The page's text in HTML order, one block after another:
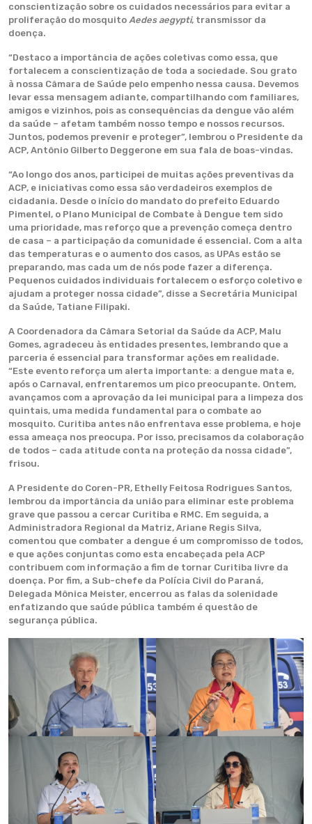
conscientização sobre os cuidados necessários para evitar a
proliferação do mosquito Aedes aegypti, transmissor da
doença.
“Destaco a importância de ações coletivas como essa, que
fortalecem a conscientização de toda a sociedade. Sou grato
à nossa Câmara de Saúde pelo empenho nessa causa. Devemos
levar essa mensagem adiante, compartilhando com familiares,
amigos e vizinhos, pois as consequências da dengue vão além
da saúde – afetam também nosso tempo e nossos recursos.
Juntos, podemos prevenir e proteger”, lembrou o Presidente da
ACP, Antônio Gilberto Deggerone em sua fala de boas-vindas.
“Ao longo dos anos, participei de muitas ações preventivas da
ACP, e iniciativas como essa são verdadeiros exemplos de
cidadania. Desde o início do mandato do prefeito Eduardo
Pimentel, o Plano Municipal de Combate à Dengue tem sido
uma prioridade, mas reforço que a prevenção começa dentro
de casa – a participação da comunidade é essencial. Com a alta
das temperaturas e o aumento dos casos, as UPAs estão se
preparando, mas cada um de nós pode fazer a diferença.
Pequenos cuidados individuais fortalecem o esforço coletivo e
ajudam a proteger nossa cidade”, disse a Secretária Municipal
da Saúde, Tatiane Filipaki.
A Coordenadora da Câmara Setorial da Saúde da ACP, Malu
Gomes, agradeceu às entidades presentes, lembrando que a
parceria é essencial para transformar ações em realidade.
“Este evento reforça um alerta importante: a dengue mata e,
após o Carnaval, enfrentaremos um pico preocupante. Ontem,
avançamos com a aprovação da lei municipal para a limpeza dos
quintais, uma medida fundamental para o combate ao
mosquito. Curitiba antes não enfrentava esse problema, e hoje
essa ameaça nos preocupa. Por isso, precisamos da colaboração
de todos – cada atitude conta na proteção da nossa cidade”,
frisou.
A Presidente do Coren-PR, Ethelly Feitosa Rodrigues Santos,
lembrou da importância da união para eliminar este problema
grave que passou a cercar Curitiba e RMC. Em seguida, a
Administradora Regional da Matriz, Ariane Regis Silva,
comentou que combater a dengue é um compromisso de todos,
e que ações conjuntas como esta encabeçada pela ACP
contribuem com informação a fim de tornar Curitiba livre da
doença. Por fim, a Sub-chefe da Polícia Civil do Paraná,
Delegada Mônica Meister, encerrou as falas da solenidade
enfatizando que saúde pública também é questão de
segurança pública.